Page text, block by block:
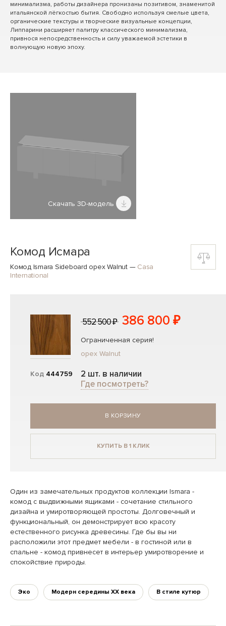
минимализма, работы дизайнера пронизаны позитивом, знаменитой
итальянской лёгкостью бытия. Свободно используя смелые цвета,
органические текстуры и творческие визуальные концепции,
Липпарини расширяет палитру классического минимализма,
привнося непосредственность и силу уважаемой эстетики в
волнующую новую эпоху.
Скачать 3D-модель
Комод Исмара
Комод Ismara Sideboard орех Walnut— Casa
International
Код 444759
552 500 ₽ 386 800 ₽
Ограниченная серия!
орех Walnut
2 шт. в наличии
Где посмотреть?
В КОРЗИНУ
КУПИТЬ В 1 КЛИК
Один из замечательных продуктов коллекции Ismara -
комод с выдвижными ящиками - сочетание стильного
дизайна и умиротворяющей простоты. Долговечный и
функциональный, он демонстрирует всю красоту
естественного рисунка древесины. Где бы вы ни
расположили этот предмет мебели - в гостиной или в
спальне - комод привнесет в интерьер умиротворение и
спокойствие природы.
Эко Модерн середины XX века В стиле кутюр